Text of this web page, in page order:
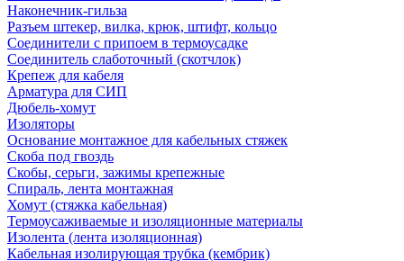
Наконечник-гильза
Разъем штекер, вилка, крюк, штифт, кольцо
Соединители с припоем в термоусадке
Соединитель слаботочный (скотчлок)
Крепеж для кабеля
Арматура для СИП
Дюбель-хомут
Изоляторы
Основание монтажное для кабельных стяжек
Скоба под гвоздь
Скобы, серьги, зажимы крепежные
Спираль, лента монтажная
Хомут (стяжка кабельная)
Термоусаживаемые и изоляционные материалы
Изолента (лента изоляционная)
Кабельная изолирующая трубка (кембрик)